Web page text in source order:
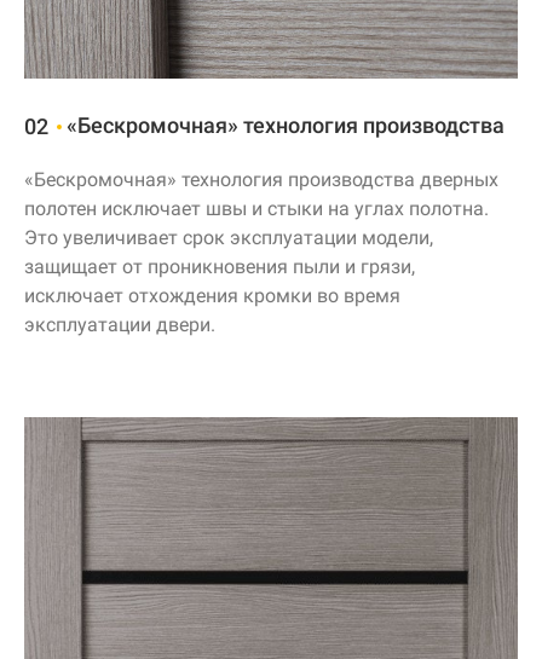
02 «Бескромочная» технология производства
«Бескромочная» технология производства дверных
полотен исключает швы и стыки на углах полотна.
Это увеличивает срок эксплуатации модели,
защищает от проникновения пыли и грязи,
исключает отхождения кромки во время
эксплуатации двери.